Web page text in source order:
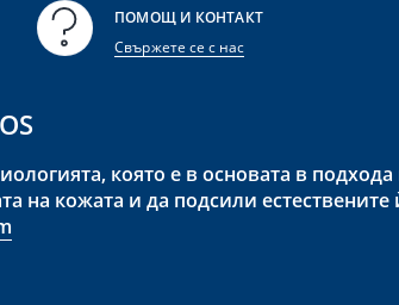
ПОМОЩ И КОНТАКТ
Свържете се с нас
която е в основата в подхода
на кожата и да подсили естествените